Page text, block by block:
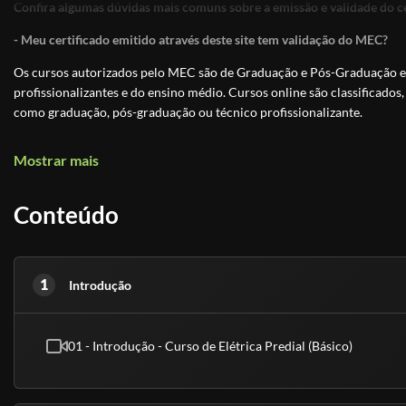
Confira algumas dúvidas mais comuns sobre a emissão e validade do
- Meu certificado emitido através deste site tem validação do MEC?
Os cursos autorizados pelo MEC são de Graduação e Pós-
profissionalizantes e do ensino médio. Cursos online são
como graduação, pós-graduação ou técnico profissionalizante.
uma modalidade de educação não-formal com duração variável, a
Educação é um direito de todos e é um incentivo a sociedade
técnico, graduação ou pós-graduação.
- Meu certificado é aceito pelo CREA, CRC e CRM?
superior.
Mostrar mais
Conteúdo
1 Introdução
01 - Introdução - Curso de Elétrica Predial (Básico)